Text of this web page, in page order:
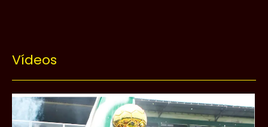
Vídeos